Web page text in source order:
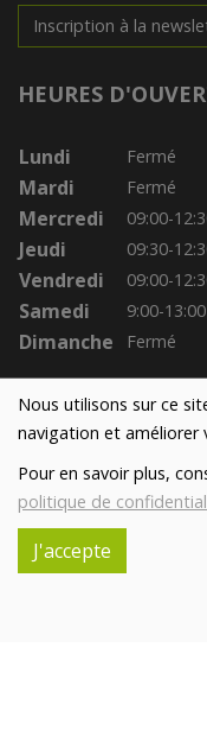
Nous utilisons sur ce
navigation et améliorer
Pour en savoir plus,
politique de
J'accepte
Inscription à la
HEURES
Lundi Fermé
Mardi Fermé
Mercredi 09:00-
Jeudi 09:30-
Vendredi 09:00-
Samedi 9:00-13:00
Dimanche Fermé